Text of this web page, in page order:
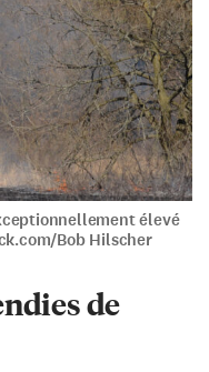
élevé
Bob Hilscher
de